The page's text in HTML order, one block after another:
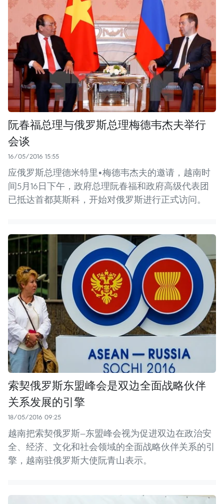
阮春福总理与俄罗斯总理梅德韦杰夫举行
会谈
16/05/2016 15:55
应俄罗斯总理德米特里•梅德韦杰夫的邀请，越南时
间5月16日下午，政府总理阮春福和政府高级代表团
已抵达首都莫斯科，开始对俄罗斯进行正式访问。
索契俄罗斯东盟峰会是双边全面战略伙伴
关系发展的引擎
18/05/2016 09:25
越南把索契俄罗斯—东盟峰会视为促进双边在政治安
全、经济、文化和社会领域的全面战略伙伴关系的引
擎，越南驻俄罗斯大使阮青山表示。